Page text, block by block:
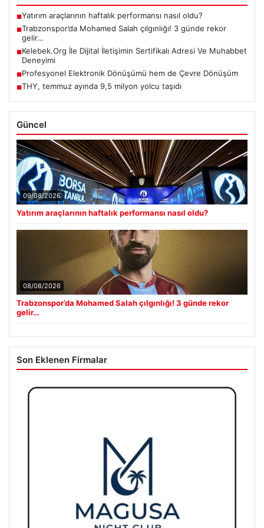
■Yatırım araçlarının haftalık performansı nasıl oldu?
■Trabzonspor’da Mohamed Salah çılgınlığı! 3 günde rekor
gelir…
■Kelebek.Org İle Dijital İletişimin Sertifikalı Adresi Ve Muhabbet
Deneyimi
■Profesyonel Elektronik Dönüşümü hem de Çevre Dönüşüm
■THY, temmuz ayında 9,5 milyon yolcu taşıdı
Güncel
09/08/2026
Yatırım araçlarının haftalık performansı nasıl oldu?
08/08/2026
Trabzonspor’da Mohamed Salah çılgınlığı! 3 günde rekor
gelir…
Son Eklenen Firmalar